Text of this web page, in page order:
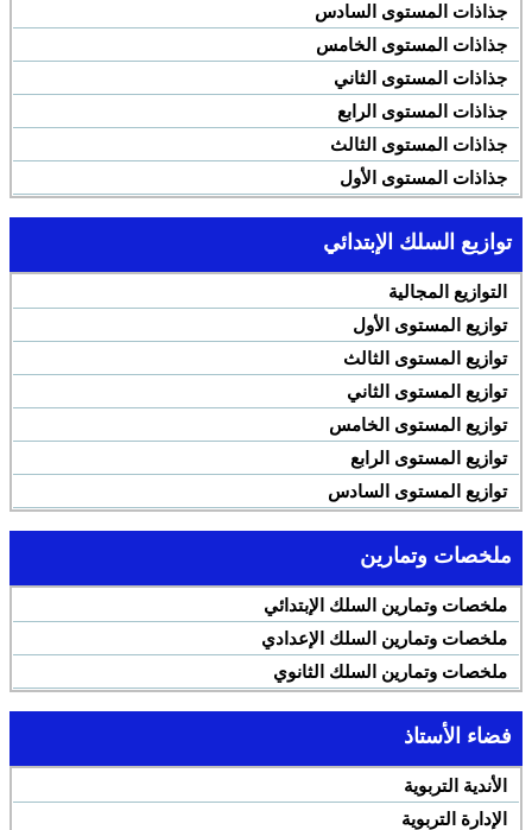
جذاذات المستوى السادس
جذاذات المستوى الخامس
جذاذات المستوى الثاني
جذاذات المستوى الرابع
جذاذات المستوى الثالث
جذاذات المستوى الأول
توازيع السلك الإبتدائي
التوازيع المجالية
توازيع المستوى الأول
توازيع المستوى الثالث
توازيع المستوى الثاني
توازيع المستوى الخامس
توازيع المستوى الرابع
توازيع المستوى السادس
ملخصات وتمارين
ملخصات وتمارين السلك الإبتدائي
ملخصات وتمارين السلك الإعدادي
ملخصات وتمارين السلك الثانوي
فضاء الأستاذ
الأندية التربوية
الإدارة التربوية